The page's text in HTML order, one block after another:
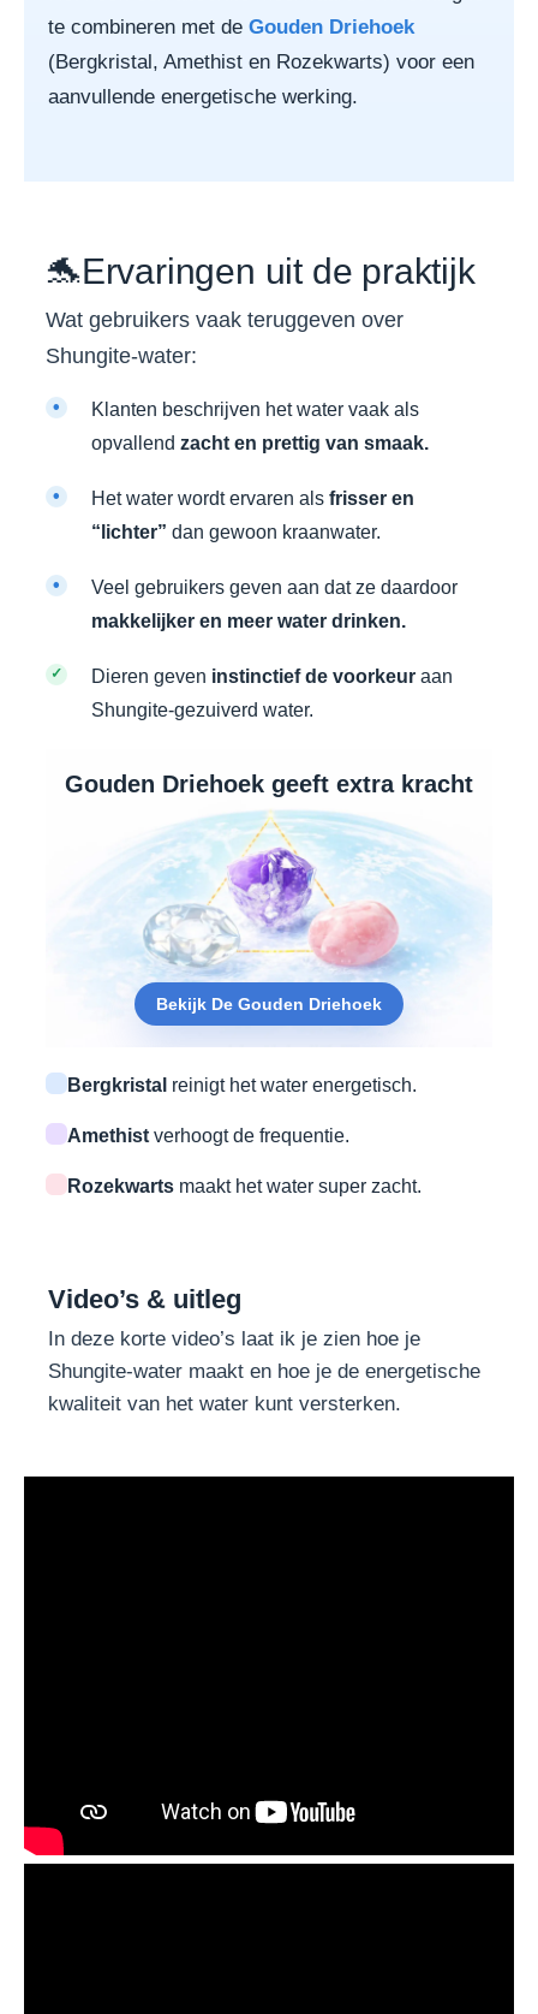
te combineren met de Gouden Driehoek
(Bergkristal, Amethist en Rozekwarts) voor een
aanvullende energetische werking.
🐬Ervaringen uit de praktijk
Wat gebruikers vaak teruggeven over
Shungite-water:
•
Klanten beschrijven het water vaak als
opvallend zacht en prettig van smaak.
• Het water wordt ervaren als frisser en
“lichter” dan gewoon kraanwater.
•
Veel gebruikers geven aan dat ze daardoor
makkelijker en meer water drinken.
✓ Dieren geven instinctief de voorkeur aan
Shungite-gezuiverd water.
Gouden Driehoek geeft extra kracht
Bekijk De Gouden Driehoek
Bergkristal reinigt het water energetisch.
Amethist verhoogt de frequentie.
Rozekwarts maakt het water super zacht.
Video’s & uitleg
In deze korte video’s laat ik je zien hoe je
Shungite-water maakt en hoe je de energetische
kwaliteit van het water kunt versterken.